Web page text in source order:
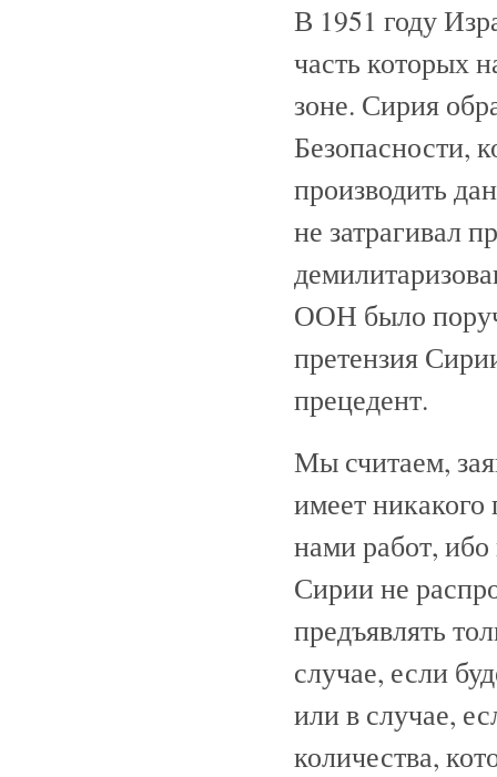
В 1951 году
часть которых
зоне. Сирия
Безопасности,
производить
не затрагивал
ООН было
претензия
прецедент.
Мы считаем,
имеет никакого
нами работ,
Сирии не
предъявлять
случае, если
или в случае,
количества,